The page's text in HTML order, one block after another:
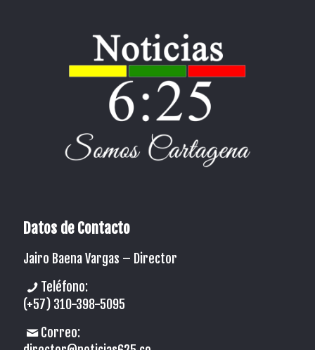
Datos de Contacto
Jairo Baena Vargas – Director
Teléfono:
(+57) 310-398-5095
Correo: